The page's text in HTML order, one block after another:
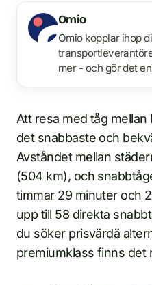
Omio
Omio kopplar ihop
mer - och gör det
Att resa med tåg
det snabbaste och
Avståndet mellan
(504 km), och
timmar 29 minuter och
upp till 58 direkta
du söker prisvärdä
premiumklass finns det